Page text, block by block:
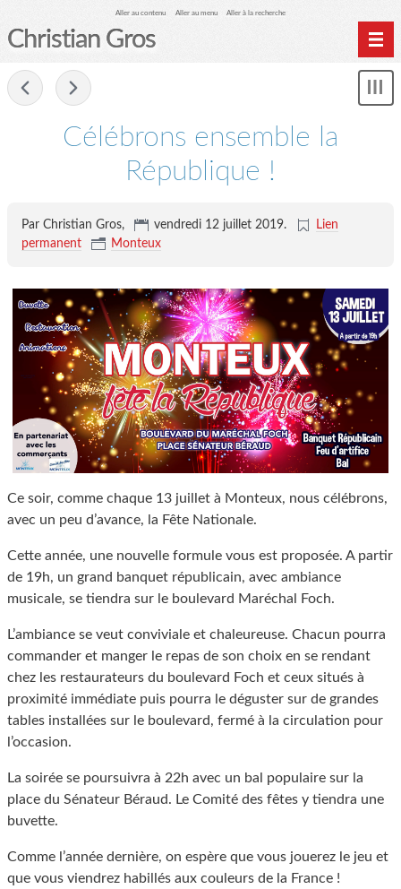
Aller au contenu Aller au menu Aller à la recherche
Christian Gros
Célébrons ensemble la
République !
Par Christian Gros, vendredi 12 juillet 2019.
Lien
permanent
Monteux
Ce soir, comme chaque 13 juillet à Monteux, nous célébrons,
avec un peu d’avance, la Fête Nationale.
Cette année, une nouvelle formule vous est proposée. A partir
de 19h, un grand banquet républicain, avec ambiance
musicale, se tiendra sur le boulevard Maréchal Foch.
L’ambiance se veut conviviale et chaleureuse. Chacun pourra
commander et manger le repas de son choix en se rendant
chez les restaurateurs du boulevard Foch et ceux situés à
proximité immédiate puis pourra le déguster sur de grandes
tables installées sur le boulevard, fermé à la circulation pour
l’occasion.
La soirée se poursuivra à 22h avec un bal populaire sur la
place du Sénateur Béraud. Le Comité des fêtes y tiendra une
buvette.
Comme l’année dernière, on espère que vous jouerez le jeu et
que vous viendrez habillés aux couleurs de la France !